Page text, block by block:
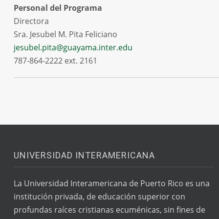
Personal del Programa
Directora
Sra. Jesubel M. Pita Feliciano
jesubel.pita@guayama.inter.edu
787-864-2222 ext. 2161
UNIVERSIDAD INTERAMERICANA
La Universidad Interamericana de Puerto Rico es una
institución privada, de educación superior con
profundas raíces cristianas ecuménicas, sin fines de